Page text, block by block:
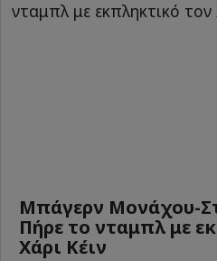
Μπάγερν Μονάχου-
Πήρε το νταμπλ με
Χάρι Κέιν